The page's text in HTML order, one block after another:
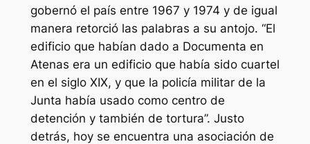
gobernó el país entre 1967 y 1974 y de igual
manera retorció las palabras a su antojo. “El
edificio que habían dado a Documenta en
Atenas era un edificio que había sido cuartel
en el siglo XIX, y que la policía militar de la
Junta había usado como centro de
detención y también de tortura”. Justo
detrás, hoy se encuentra una asociación de